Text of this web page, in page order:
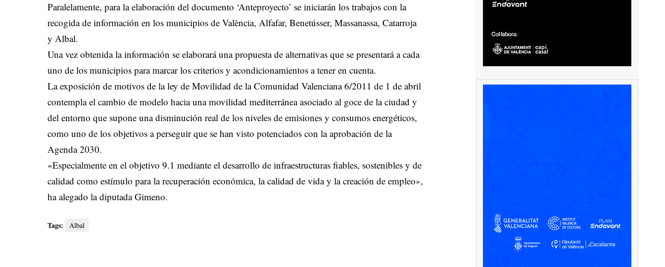
Paralelamente, para la elaboración del documento ‘Anteproyecto’ se iniciarán los trabajos con la
recogida de información en los municipios de València, Alfafar, Benetússer, Massanassa, Catarroja
y Albal.
Una vez obtenida la información se elaborará una propuesta de alternativas que se presentará a cada
uno de los municipios para marcar los criterios y acondicionamientos a tener en cuenta.
La exposición de motivos de la ley de Movilidad de la Comunidad Valenciana 6/2011 de 1 de abril
contempla el cambio de modelo hacia una movilidad mediterránea asociado al goce de la ciudad y
del entorno que supone una disminución real de los niveles de emisiones y consumos energéticos,
como uno de los objetivos a perseguir que se han visto potenciados con la aprobación de la
Agenda 2030.
«Especialmente en el objetivo 9.1 mediante el desarrollo de infraestructuras fiables, sostenibles y de
calidad como estímulo para la recuperación económica, la calidad de vida y la creación de empleo»,
ha alegado la diputada Gimeno.
Tags: Albal